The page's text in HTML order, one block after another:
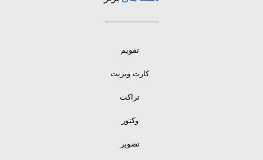
تقویم
کارت ویزیت
تراکت
وکتور
تصویر